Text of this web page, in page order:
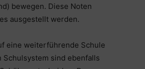
bewegen. Diese Noten
ausgestellt werden.
eine weiterführende Schule
sind ebenfalls